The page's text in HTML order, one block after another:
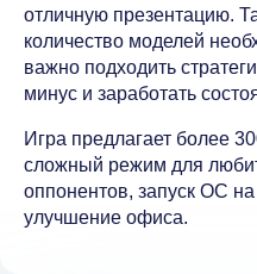
отличную презентацию.
количество моделей
важно подходить
минус и заработать
Игра предлагает более
сложный режим для
оппонентов, запуск OC
улучшение офиса.